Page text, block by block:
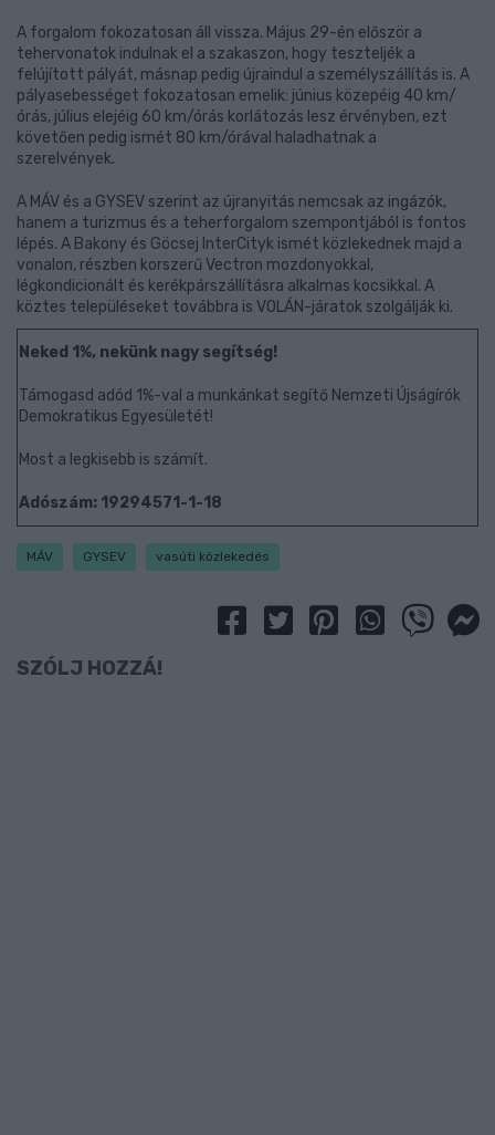
A forgalom fokozatosan áll vissza. Május 29-én először a
tehervonatok indulnak el a szakaszon, hogy teszteljék a
felújított pályát, másnap pedig újraindul a személyszállítás is. A
pályasebességet fokozatosan emelik: június közepéig 40 km/
órás, július elejéig 60 km/órás korlátozás lesz érvényben, ezt
követően pedig ismét 80 km/órával haladhatnak a
szerelvények.
A MÁV és a GYSEV szerint az újranyitás nemcsak az ingázók,
hanem a turizmus és a teherforgalom szempontjából is fontos
lépés. A Bakony és Göcsej InterCityk ismét közlekednek majd a
vonalon, részben korszerű Vectron mozdonyokkal,
légkondicionált és kerékpárszállításra alkalmas kocsikkal. A
köztes településeket továbbra is VOLÁN-járatok szolgálják ki.
Neked 1%, nekünk nagy segítség!
Támogasd adód 1%-val a munkánkat segítő Nemzeti Újságírók
Demokratikus Egyesületét!
Most a legkisebb is számít.
Adószám: 19294571-1-18
MÁV GYSEV vasúti közlekedés
SZÓLJ HOZZÁ!